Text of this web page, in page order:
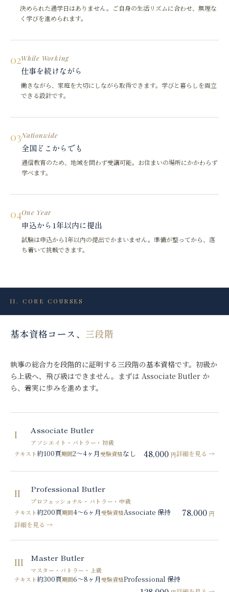
決められた通学日はありません。ご自身の生活リズムに合わせ、無理な
く学びを進められます。
02While Working
仕事を続けながら
働きながら、家庭を大切にしながら取得できます。学びと暮らしを両立
できる設計です。
03Nationwide
全国どこからでも
通信教育のため、地域を問わず受講可能。お住まいの場所にかかわらず
学べます。
04One Year
申込から1年以内に提出
試験は申込から1年以内の提出でかまいません。準備が整ってから、落
ち着いて挑戦できます。
II. CORE COURSES
基本資格コース、 三段階
執事の総合力を段階的に証明する三段階の基本資格です。初級か
ら上級へ、飛び級はできません。まずは Associate Butler か
ら、着実に歩みを進めます。
I Associate Butler
アソシエイト・バトラー ・ 初級
テキスト約100頁期間2〜4ヶ月受験資格なし 48,000 円詳細を見る →
II Professional Butler
プロフェッショナル・バトラー ・ 中級
テキスト約200頁期間4〜6ヶ月受験資格Associate 保持 78,000 円
詳細を見る →
III Master Butler
マスター・バトラー ・
上級
テキスト約300頁期間6〜8ヶ月受験資格Professional 保持